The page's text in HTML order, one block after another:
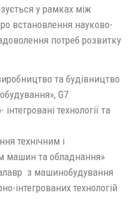
у рамках між
встановлення науково-
потреб розвитку
та будівництво
G7
технології та
технічним і
машин та обладнання»
з машинобудування
інтегрованих технологій